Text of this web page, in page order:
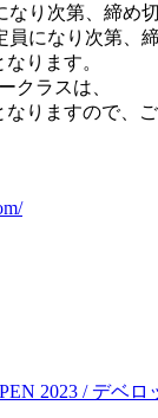
なり次第、締め
員になり次第、
ります。
クラスは、
りますので、
2023 / デベ